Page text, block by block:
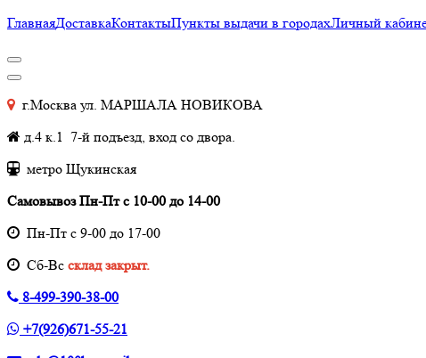
ГлавнаяДоставкаКонтактыПункты выдачи в городахЛичный
г.Москва ул. МАРШАЛА НОВИКОВА
д.4 к.1 7-й подъезд, вход со двора.
метро Щукинская
Самовывоз Пн-Пт с 10-00 до 14-00
Пн-Пт с 9-00 до 17-00
Cб-Вс склад закрыт.
8-499-390-38-00
+7(926)671-55-21